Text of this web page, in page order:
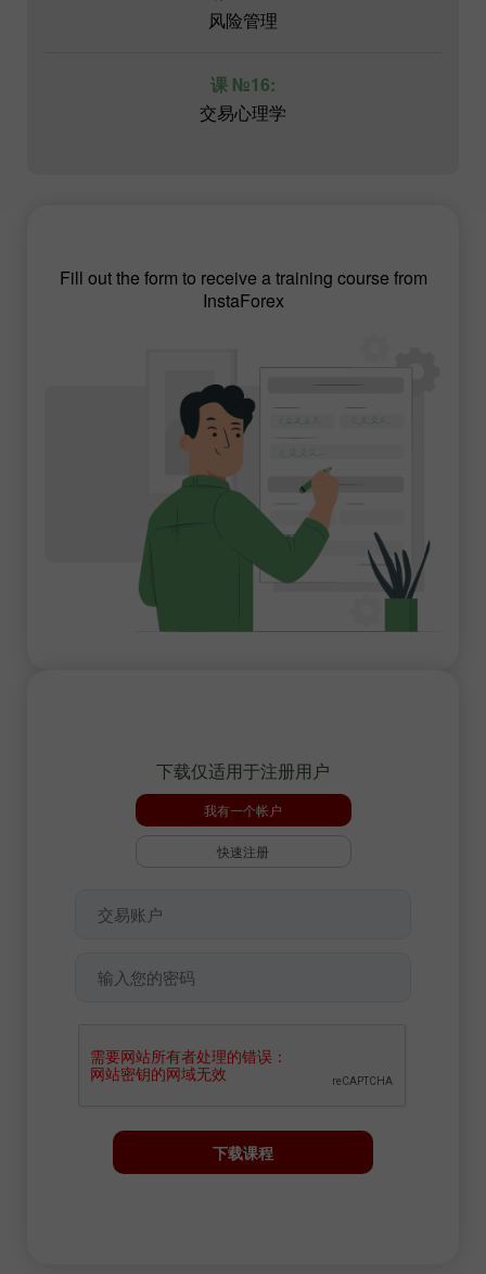
风险管理
课 №16:
交易心理学
Fill out the form to receive a training course from
InstaForex
下载仅适用于注册用户
我有一个帐户
快速注册
下载课程